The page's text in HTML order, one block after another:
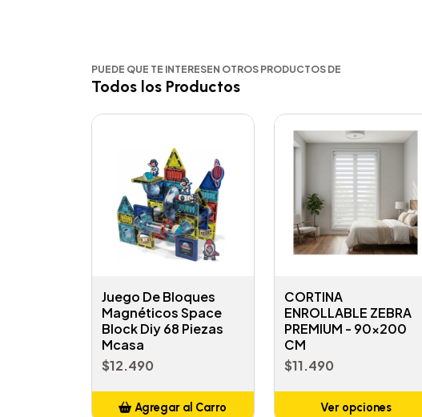
PUEDE QUE TE INTERESEN OTROS PRODUCTOS DE
Todos los Productos
Juego De Bloques
Magnéticos Space
Block Diy 68 Piezas
Mcasa
$12.490
Agregar al Carro
CORTINA
ENROLLABLE ZEBRA
PREMIUM - 90x200
CM
$11.490
Ver opciones